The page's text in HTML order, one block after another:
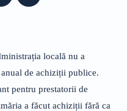
locală nu a
de achiziții publice.
pentru prestatorii de
a făcut achiziții fără ca